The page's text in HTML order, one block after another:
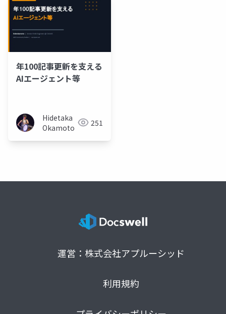
年100記事更新を支える
AIエージェント等
Hidetaka
Okamoto
251
運営：株式会社アプルーシッド
利用規約